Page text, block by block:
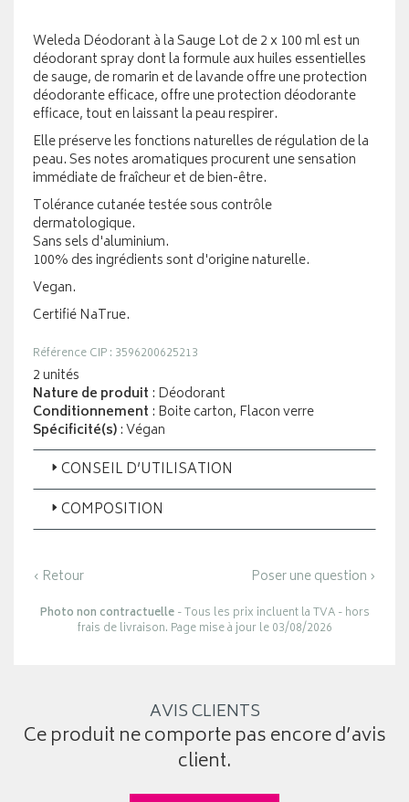
Weleda Déodorant à la Sauge Lot de 2 x 100 ml est un
déodorant spray dont la formule aux huiles essentielles
de sauge, de romarin et de lavande offre une protection
déodorante efficace, offre une protection déodorante
efficace, tout en laissant la peau respirer.
Elle préserve les fonctions naturelles de régulation de la
peau. Ses notes aromatiques procurent une sensation
immédiate de fraîcheur et de bien-être.
Tolérance cutanée testée sous contrôle
dermatologique.
Sans sels d'aluminium.
100% des ingrédients sont d'origine naturelle.
Vegan.
Certifié NaTrue.
Référence CIP : 3596200625213
2 unités
Nature de produit : Déodorant
Conditionnement : Boite carton, Flacon verre
Spécificité(s): Végan
CONSEIL D’UTILISATION
COMPOSITION
‹ Retour Poser une question ›
Photo non contractuelle- Tous les prix incluent la TVA - hors
frais de livraison. Page mise à jour le 03/08/2026
AVIS CLIENTS
Ce produit ne comporte pas encore d’avis
client.